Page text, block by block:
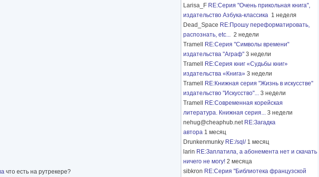
что есть на рутрекере?
Larisa_F RE:Серия "Очень прикольная книга",
издательство Азбука-классика 1 неделя
Dead_Space RE:Прошу переформатировать,
распознать, etc... 2 недели
Tramell
RE:Серия "Символы времени"
издательства "Аграф" 3 недели
Tramell
RE:Серия книг «Судьбы книг»
издательства «Книга» 3 недели
Tramell
RE:Книжная серия "Жизнь в искусстве"
издательство "Искусство"... 3 недели
Tramell
RE:Современная корейская
литература. Книжная серия... 3 недели
nehug@cheaphub.net RE:Загадка
автора 1 месяц
Drunkenmunky RE:/sql/ 1 месяц
larin RE:Заплатила, а абонемента нет и скачать
ничего не могу! 2 месяца
sibkron RE:Серия "Библиотека французской